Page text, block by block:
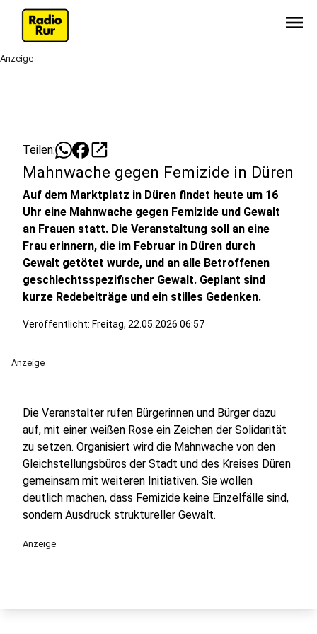
menu
Anzeige
Teilen: open_in_new
Mahnwache gegen Femizide in Düren
Auf dem Marktplatz in Düren findet heute um 16
Uhr eine Mahnwache gegen Femizide und Gewalt
an Frauen statt. Die Veranstaltung soll an eine
Frau erinnern, die im Februar in Düren durch
Gewalt getötet wurde, und an alle Betroffenen
geschlechtsspezifischer Gewalt. Geplant sind
kurze Redebeiträge und ein stilles Gedenken.
Veröffentlicht: Freitag, 22.05.2026 06:57
Anzeige
Die Veranstalter rufen Bürgerinnen und Bürger dazu
auf, mit einer weißen Rose ein Zeichen der Solidarität
zu setzen. Organisiert wird die Mahnwache von den
Gleichstellungsbüros der Stadt und des Kreises Düren
gemeinsam mit weiteren Initiativen. Sie wollen
deutlich machen, dass Femizide keine Einzelfälle sind,
sondern Ausdruck struktureller Gewalt.
Anzeige